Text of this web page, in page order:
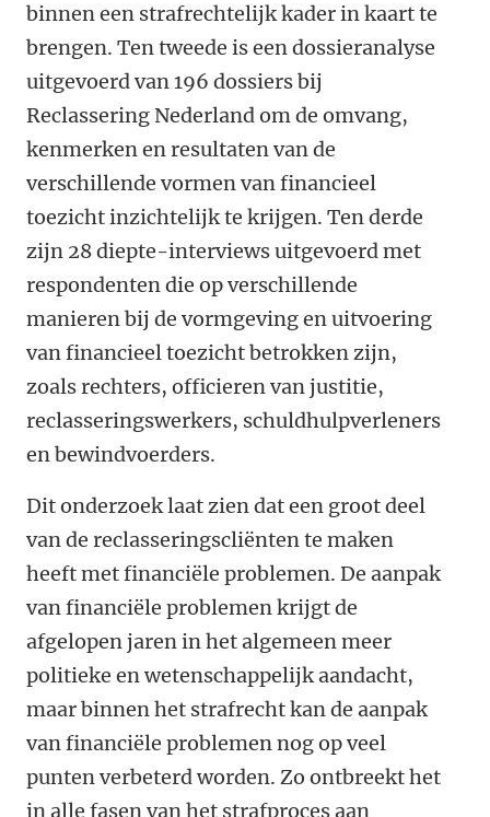
binnen een strafrechtelijk kader in kaart te
brengen. Ten tweede is een dossieranalyse
uitgevoerd van 196 dossiers bij
Reclassering Nederland om de omvang,
kenmerken en resultaten van de
verschillende vormen van financieel
toezicht inzichtelijk te krijgen. Ten derde
zijn 28 diepte-interviews uitgevoerd met
respondenten die op verschillende
manieren bij de vormgeving en uitvoering
van financieel toezicht betrokken zijn,
zoals rechters, officieren van justitie,
reclasseringswerkers, schuldhulpverleners
en bewindvoerders.
Dit onderzoek laat zien dat een groot deel
van de reclasseringscliënten te maken
heeft met financiële problemen. De aanpak
van financiële problemen krijgt de
afgelopen jaren in het algemeen meer
politieke en wetenschappelijk aandacht,
maar binnen het strafrecht kan de aanpak
van financiële problemen nog op veel
punten verbeterd worden. Zo ontbreekt het
in alle fasen van het strafproces aan